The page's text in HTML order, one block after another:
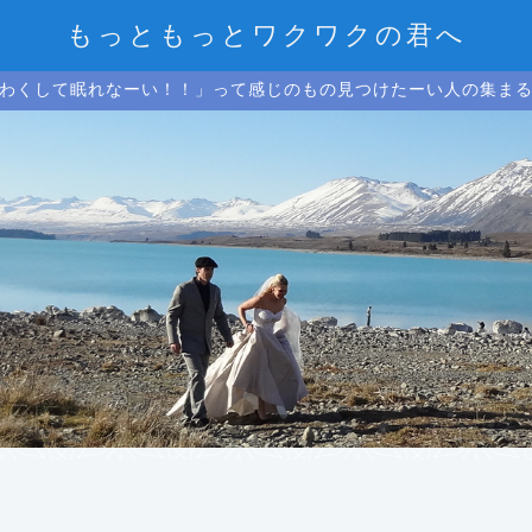
もっともっとワクワクの君へ
くして眠れなーい！！」って感じのもの見つけたーい人の集ま